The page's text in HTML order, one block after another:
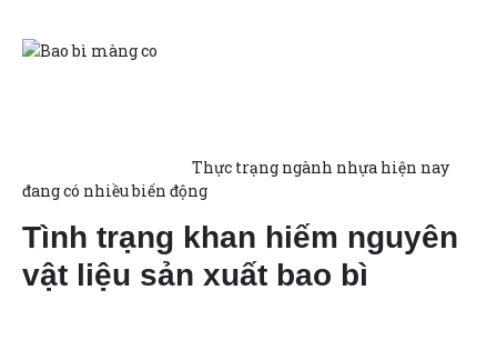
Thực trạng ngành nhựa hiện nay
đang có nhiều biến động
Tình trạng khan hiếm nguyên
vật liệu sản xuất bao bì